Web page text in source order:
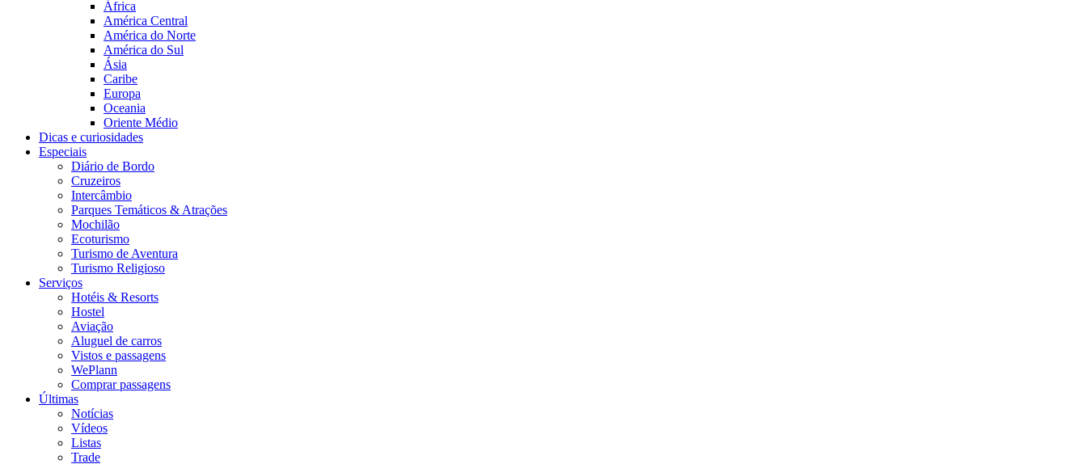
África
América Central
América do Norte
América do Sul
Ásia
Caribe
Europa
Oceania
Oriente Médio
Dicas e curiosidades
Especiais
Diário de Bordo
Cruzeiros
Intercâmbio
Parques Temáticos & Atrações
Mochilão
Ecoturismo
Turismo de Aventura
Turismo Religioso
Serviços
Hotéis & Resorts
Hostel
Aviação
Aluguel de carros
Vistos e passagens
WePlann
Comprar passagens
Últimas
Notícias
Vídeos
Listas
Trade